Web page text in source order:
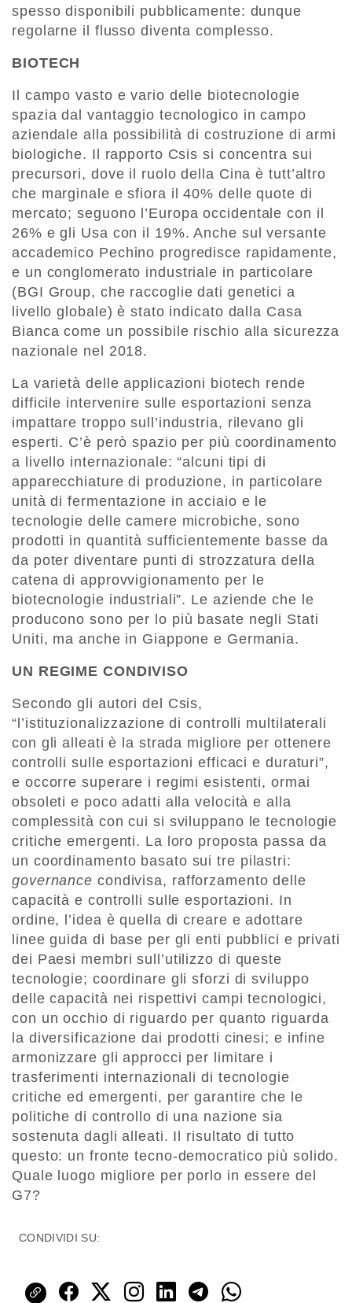
spesso disponibili pubblicamente: dunque
regolarne il flusso diventa complesso.
BIOTECH
Il campo vasto e vario delle biotecnologie
spazia dal vantaggio tecnologico in campo
aziendale alla possibilità di costruzione di armi
biologiche. Il rapporto Csis si concentra sui
precursori, dove il ruolo della Cina è tutt’altro
che marginale e sfiora il 40% delle quote di
mercato; seguono l’Europa occidentale con il
26% e gli Usa con il 19%. Anche sul versante
accademico Pechino progredisce rapidamente,
e un conglomerato industriale in particolare
(BGI Group, che raccoglie dati genetici a
livello globale) è stato indicato dalla Casa
Bianca come un possibile rischio alla sicurezza
nazionale nel 2018.
La varietà delle applicazioni biotech rende
difficile intervenire sulle esportazioni senza
impattare troppo sull’industria, rilevano gli
esperti. C’è però spazio per più coordinamento
a livello internazionale: “alcuni tipi di
apparecchiature di produzione, in particolare
unità di fermentazione in acciaio e le
tecnologie delle camere microbiche, sono
prodotti in quantità sufficientemente basse da
da poter diventare punti di strozzatura della
catena di approvvigionamento per le
biotecnologie industriali”. Le aziende che le
producono sono per lo più basate negli Stati
Uniti, ma anche in Giappone e Germania.
UN REGIME CONDIVISO
Secondo gli autori del Csis,
“l’istituzionalizzazione di controlli multilaterali
con gli alleati è la strada migliore per ottenere
controlli sulle esportazioni efficaci e duraturi”,
e occorre superare i regimi esistenti, ormai
obsoleti e poco adatti alla velocità e alla
complessità con cui si sviluppano le tecnologie
critiche emergenti. La loro proposta passa da
un coordinamento basato sui tre pilastri:
governance condivisa, rafforzamento delle
capacità e controlli sulle esportazioni. In
ordine, l’idea è quella di creare e adottare
linee guida di base per gli enti pubblici e privati
dei Paesi membri sull’utilizzo di queste
tecnologie; coordinare gli sforzi di sviluppo
delle capacità nei rispettivi campi tecnologici,
con un occhio di riguardo per quanto riguarda
la diversificazione dai prodotti cinesi; e infine
armonizzare gli approcci per limitare i
trasferimenti internazionali di tecnologie
critiche ed emergenti, per garantire che le
politiche di controllo di una nazione sia
sostenuta dagli alleati. Il risultato di tutto
questo: un fronte tecno-democratico più solido.
Quale luogo migliore per porlo in essere del
G7?
CONDIVIDI SU: